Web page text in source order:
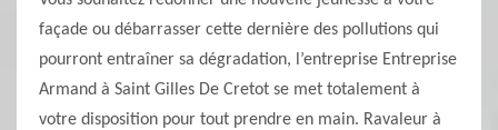
façade ou débarrasser cette dernière des pollutions qui
pourront entraîner sa dégradation, l’entreprise Entreprise
Armand à Saint Gilles De Cretot se met totalement à
votre disposition pour tout prendre en main. Ravaleur à